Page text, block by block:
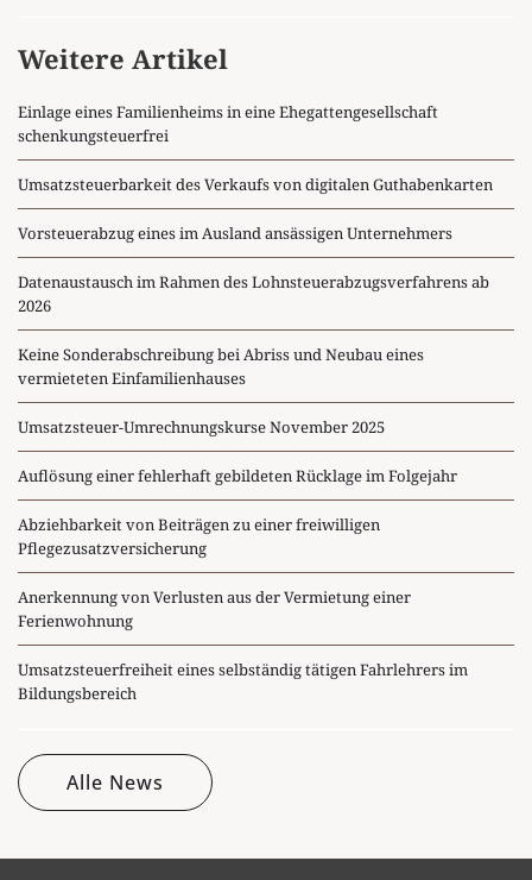
Weitere Artikel
Einlage eines Familienheims in eine Ehegattengesellschaft
schenkungsteuerfrei
Umsatzsteuerbarkeit des Verkaufs von digitalen Guthabenkarten
Vorsteuerabzug eines im Ausland ansässigen Unternehmers
Datenaustausch im Rahmen des Lohnsteuerabzugsverfahrens ab
2026
Keine Sonderabschreibung bei Abriss und Neubau eines
vermieteten Einfamilienhauses
Umsatzsteuer-Umrechnungskurse November 2025
Auflösung einer fehlerhaft gebildeten Rücklage im Folgejahr
Abziehbarkeit von Beiträgen zu einer freiwilligen
Pflegezusatzversicherung
Anerkennung von Verlusten aus der Vermietung einer
Ferienwohnung
Umsatzsteuerfreiheit eines selbständig tätigen Fahrlehrers im
Bildungsbereich
Alle News